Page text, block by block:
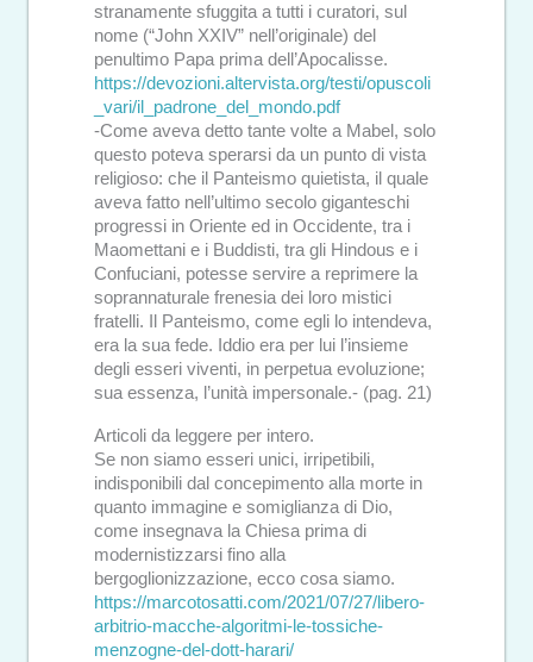
stranamente sfuggita a tutti i curatori, sul
nome (“John XXIV” nell’originale) del
penultimo Papa prima dell’Apocalisse.
https://devozioni.altervista.org/testi/opuscoli
_vari/il_padrone_del_mondo.pdf
-Come aveva detto tante volte a Mabel, solo
questo poteva sperarsi da un punto di vista
religioso: che il Panteismo quietista, il quale
aveva fatto nell’ultimo secolo giganteschi
progressi in Oriente ed in Occidente, tra i
Maomettani e i Buddisti, tra gli Hindous e i
Confuciani, potesse servire a reprimere la
soprannaturale frenesia dei loro mistici
fratelli. Il Panteismo, come egli lo intendeva,
era la sua fede. Iddio era per lui l’insieme
degli esseri viventi, in perpetua evoluzione;
sua essenza, l’unità impersonale.- (pag. 21)
Articoli da leggere per intero.
Se non siamo esseri unici, irripetibili,
indisponibili dal concepimento alla morte in
quanto immagine e somiglianza di Dio,
come insegnava la Chiesa prima di
modernistizzarsi fino alla
bergoglionizzazione, ecco cosa siamo.
https://marcotosatti.com/2021/07/27/libero-
arbitrio-macche-algoritmi-le-tossiche-
menzogne-del-dott-harari/